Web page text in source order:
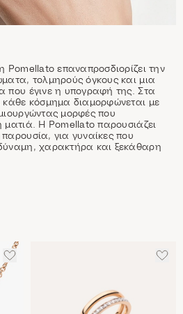
επαναπροσδιορίζει την
τολμηρούς όγκους και μια
που έγινε η υπογραφή της. Στα
κόσμημα διαμορφώνεται με
μορφές που
ματιά. Η Pomellato παρουσιάζει
για γυναίκες που
χαρακτήρα και ξεκάθαρη
ΠΡΟΣΘΈΣΤΕ